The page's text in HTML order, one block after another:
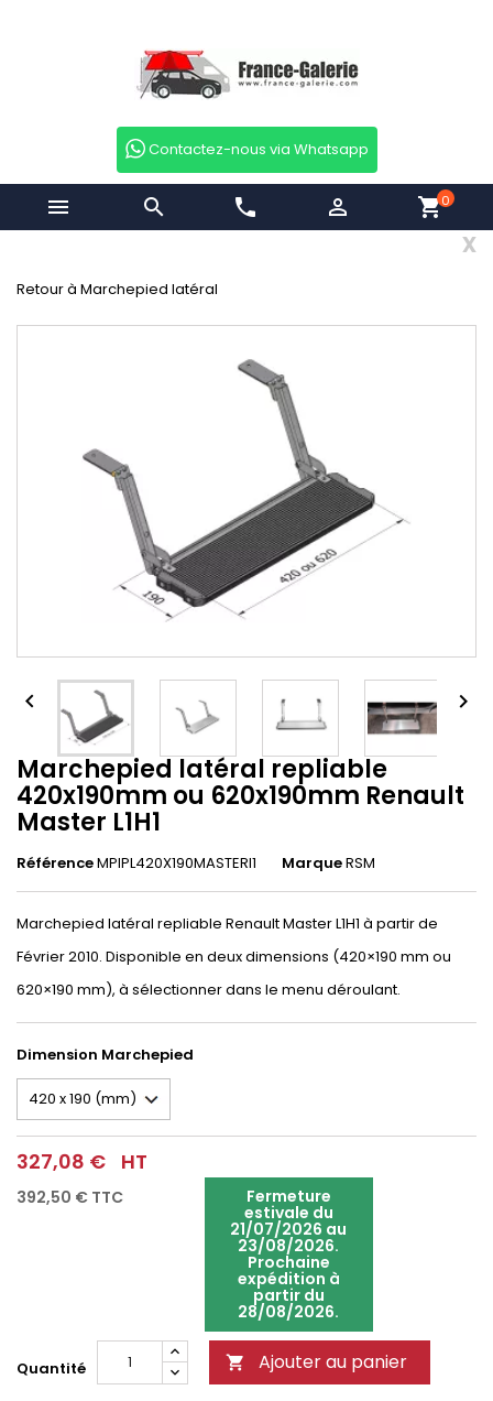
Contactez-nous via Whatsapp
  phone  shopping_cart0
x
Retour à Marchepied latéral
 
Marchepied latéral repliable
420x190mm ou 620x190mm Renault
Master L1H1
RéférenceMPIPL420X190MASTERl1 MarqueRSM
Marchepied latéral repliable Renault Master L1H1 à partir de
Février 2010. Disponible en deux dimensions (420×190 mm ou
620×190 mm), à sélectionner dans le menu déroulant.
Dimension Marchepied
327,08 € HT
392,50 € TTC Fermeture
estivale du
21/07/2026 au
23/08/2026.
Prochaine
expédition à
partir du
28/08/2026.
Quantité  Ajouter au panier